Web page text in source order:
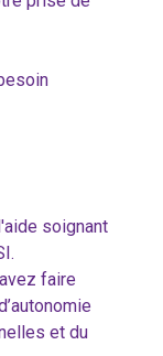
soignant
faire
et du